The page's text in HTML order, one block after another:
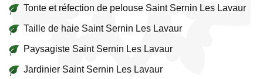
Tonte et réfection de pelouse Saint Sernin Les Lavaur
Taille de haie Saint Sernin Les Lavaur
Paysagiste Saint Sernin Les Lavaur
Jardinier Saint Sernin Les Lavaur